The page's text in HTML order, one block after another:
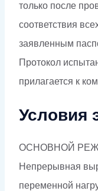
только после
соответствия
заявленным
Протокол
прилагается к
Условия
ОСНОВНОЙ
Непрерывная
переменной